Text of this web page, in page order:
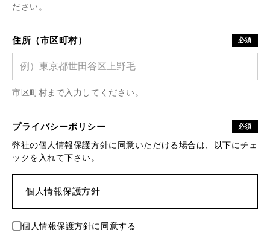
ださい。
住所（市区町村） 必須
市区町村まで入力してください。
プライバシーポリシー 必須
弊社の個人情報保護方針に同意いただける場合は、以下にチェ
ックを入れて下さい。
個人情報保護方針
個人情報保護方針に同意する